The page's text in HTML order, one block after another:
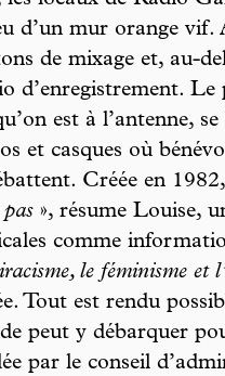
d’un mur orange vif.
de mixage et, au-
d’enregistrement.
est à l’antenne,
et casques où
Créée en
», résume Louise,
comme
le féminisme et
Tout est rendu
peut y débarquer
par le conseil